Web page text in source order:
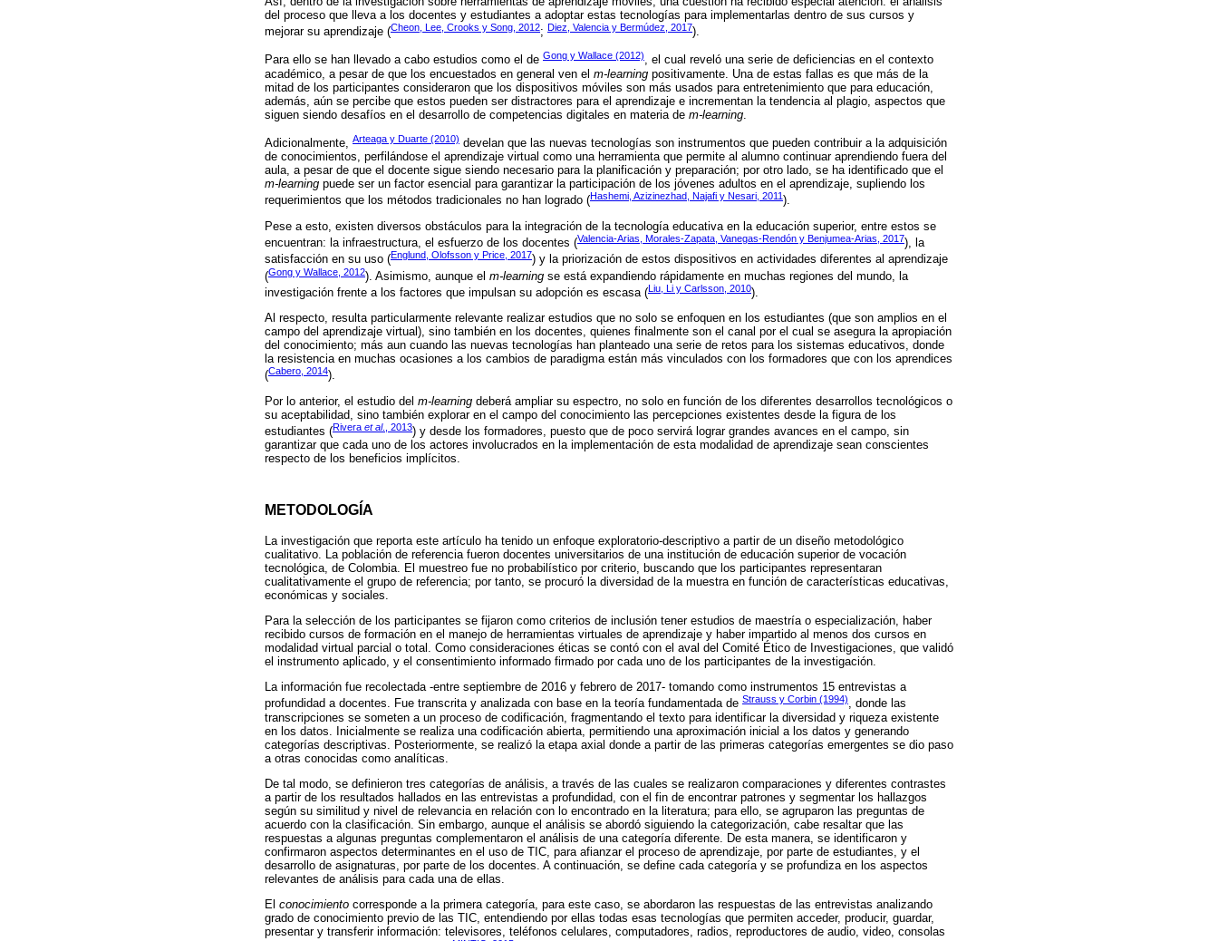
del proceso que lleva a los docentes y estudiantes a adoptar estas tecnologías para implementarlas dentro de sus cursos y
mejorar su aprendizaje (Cheon, Lee, Crooks y Song, 2012; Diez, Valencia y Bermúdez, 2017).
Para ello se han llevado a cabo estudios como el de Gong y Wallace (2012), el cual reveló una serie de deficiencias en el contexto
académico, a pesar de que los encuestados en general ven el m-learning positivamente. Una de estas fallas es que más de la
mitad de los participantes consideraron que los dispositivos móviles son más usados para entretenimiento que para educación,
además, aún se percibe que estos pueden ser distractores para el aprendizaje e incrementan la tendencia al plagio, aspectos que
siguen siendo desafíos en el desarrollo de competencias digitales en materia de m-learning
Adicionalmente, Arteaga y Duarte (2010) develan que las nuevas tecnologías son instrumentos que pueden contribuir a la adquisición
de conocimientos, perfilándose el aprendizaje virtual como una herramienta que permite al alumno continuar aprendiendo fuera del
aula, a pesar de que el docente sigue siendo necesario para la planificación y preparación; por otro lado, se ha identificado que el
m-learning puede ser un factor esencial para garantizar la participación de los jóvenes adultos en el aprendizaje, supliendo los
requerimientos que los métodos tradicionales no han logrado (Hashemi, Azizinezhad, Najafi y Nesari, 2011).
Pese a esto, existen diversos obstáculos para la integración de la tecnología educativa en la educación superior, entre estos se
encuentran: la infraestructura, el esfuerzo de los docentes (Valencia-Arias, Morales-Zapata, Vanegas-Rendón y Benjumea-Arias, 2017), la
satisfacción en su uso (Englund, Olofsson y Price, 2017) y la priorización de estos dispositivos en actividades diferentes al aprendizaje
(Gong y Wallace, 2012). Asimismo, aunque el m-learning se está expandiendo rápidamente en muchas regiones del mundo, la
investigación frente a los factores que impulsan su adopción es escasa (Liu, Li y Carlsson, 2010).
Al respecto, resulta particularmente relevante realizar estudios que no solo se enfoquen en los estudiantes (que son amplios en el
campo del aprendizaje virtual), sino también en los docentes, quienes finalmente son el canal por el cual se asegura la apropiación
del conocimiento; más aun cuando las nuevas tecnologías han planteado una serie de retos para los sistemas educativos, donde
la resistencia en muchas ocasiones a los cambios de paradigma están más vinculados con los formadores que con los aprendices
(Cabero, 2014).
Por lo anterior, el estudio del m-learning deberá ampliar su espectro, no solo en función de los diferentes desarrollos tecnológicos o
su aceptabilidad, sino también explorar en el campo del conocimiento las percepciones existentes desde la figura de los
estudiantes (Rivera et al., 2013) y desde los formadores, puesto que de poco servirá lograr grandes avances en el campo, sin
garantizar que cada uno de los actores involucrados en la implementación de esta modalidad de aprendizaje sean conscientes
respecto de los beneficios implícitos.
METODOLOGÍA
La investigación que reporta este artículo ha tenido un enfoque exploratorio-descriptivo a partir de un diseño metodológico
cualitativo. La población de referencia fueron docentes universitarios de una institución de educación superior de vocación
tecnológica, de Colombia. El muestreo fue no probabilístico por criterio, buscando que los participantes representaran
cualitativamente el grupo de referencia; por tanto, se procuró la diversidad de la muestra en función de características educativas,
económicas y sociales.
Para la selección de los participantes se fijaron como criterios de inclusión tener estudios de maestría o especialización, haber
recibido cursos de formación en el manejo de herramientas virtuales de aprendizaje y haber impartido al menos dos cursos en
modalidad virtual parcial o total. Como consideraciones éticas se contó con el aval del Comité Ético de Investigaciones, que validó
el instrumento aplicado, y el consentimiento informado firmado por cada uno de los participantes de la investigación.
La información fue recolectada -entre septiembre de 2016 y febrero de 2017- tomando como instrumentos 15 entrevistas a
profundidad a docentes. Fue transcrita y analizada con base en la teoría fundamentada de Strauss y Corbin (1994), donde las
transcripciones se someten a un proceso de codificación, fragmentando el texto para identificar la diversidad y riqueza existente
en los datos. Inicialmente se realiza una codificación abierta, permitiendo una aproximación inicial a los datos y generando
categorías descriptivas. Posteriormente, se realizó la etapa axial donde a partir de las primeras categorías emergentes se dio paso
a otras conocidas como analíticas.
De tal modo, se definieron tres categorías de análisis, a través de las cuales se realizaron comparaciones y diferentes contrastes
a partir de los resultados hallados en las entrevistas a profundidad, con el fin de encontrar patrones y segmentar los hallazgos
según su similitud y nivel de relevancia en relación con lo encontrado en la literatura; para ello, se agruparon las preguntas de
acuerdo con la clasificación. Sin embargo, aunque el análisis se abordó siguiendo la categorización, cabe resaltar que las
respuestas a algunas preguntas complementaron el análisis de una categoría diferente. De esta manera, se identificaron y
confirmaron aspectos determinantes en el uso de TIC, para afianzar el proceso de aprendizaje, por parte de estudiantes, y el
desarrollo de asignaturas, por parte de los docentes. A continuación, se define cada categoría y se profundiza en los aspectos
relevantes de análisis para cada una de ellas.
El conocimiento corresponde a la primera categoría, para este caso, se abordaron las respuestas de las entrevistas analizando
grado de conocimiento previo de las TIC, entendiendo por ellas todas esas tecnologías que permiten acceder, producir, guardar,
presentar y transferir información: televisores, teléfonos celulares, computadores, radios, reproductores de audio, video, consolas